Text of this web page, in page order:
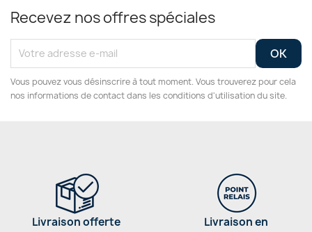
Recevez nos offres spéciales
Vous pouvez vous désinscrire à tout moment. Vous trouverez pour cela
nos informations de contact dans les conditions d'utilisation du site.
Livraison offerte
Livraison en